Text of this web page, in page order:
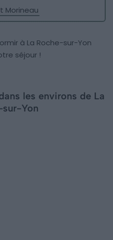
Morineau
à La Roche-sur-Yon
séjour !
les environs de La
sur-Yon